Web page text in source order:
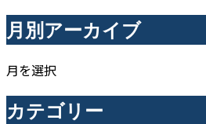
月別アーカイブ
月を選択
カテゴリー